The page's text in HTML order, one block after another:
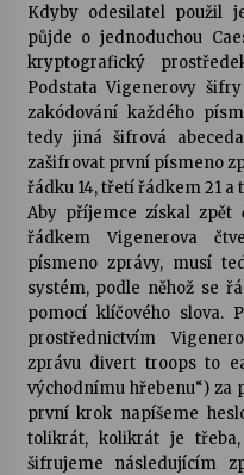
Kdyby odesilatel použil
půjde o jednoduchou
kryptografický
Podstata Vigenerovy
zakódování každého
tedy jiná šifrová
zašifrovat první písmeno
řádku 14, třetí řádkem 21 a
Aby příjemce získal zpět
řádkem Vigenerova
písmeno zprávy, musí
systém, podle něhož se
pomocí klíčového slova.
prostřednictvím
zprávu divert troops to
východnímu hřebenu“) za
první krok napíšeme
tolikrát, kolikrát je
šifrujeme následujícím